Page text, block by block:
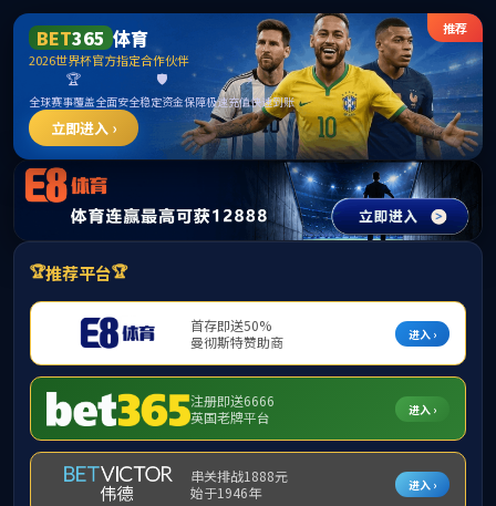
中国·必威(bw·西汉姆联)有限公司-Official
website
提示：访问地址无效，321/http:/296找不到对应的栏目！
首页 关闭此页